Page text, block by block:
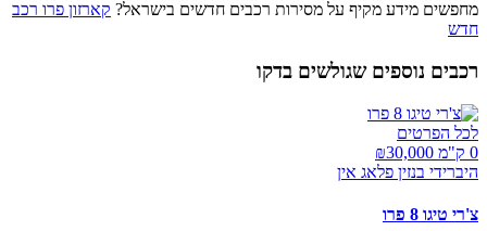
מחפשים מידע מקיף על מסירות רכבים חדשים בישראל? קארזון פרו רכב
חדש
רכבים נוספים שגולשים בדקו
לכל הפרטים
0 ק"מ ₪
30,000
היברידי בנזין פלאג אין
צ'רי טיגו 8 פרו